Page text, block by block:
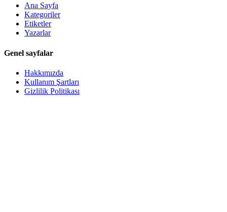
Ana Sayfa
Kategoriler
Etiketler
Yazarlar
Genel sayfalar
Hakkımızda
Kullanım Şartları
Gizlilik Politikası